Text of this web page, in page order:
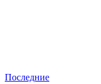
Последние